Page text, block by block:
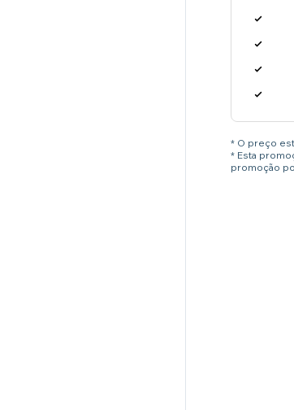
* O preço
* Esta
promoção